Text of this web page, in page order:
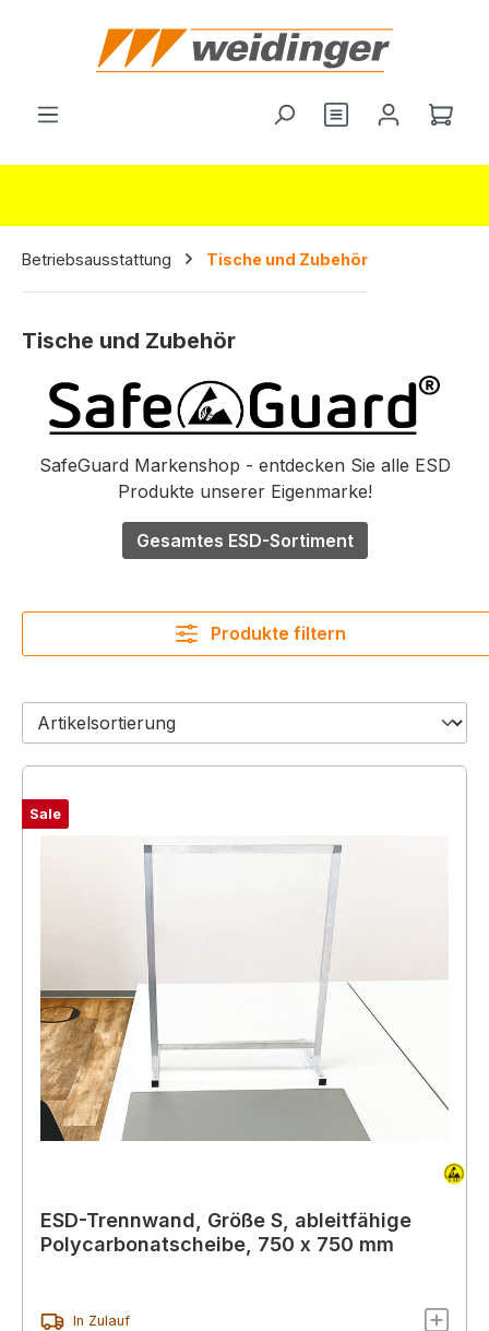
springen
Du hast 0
Betriebsausstattung Tische und Zubehör
Tische und Zubehör
SafeGuard Markenshop - entdecken Sie alle ESD
Produkte unserer Eigenmarke!
Gesamtes ESD-Sortiment
Produkte filtern
Sale
ESD-Trennwand, Größe S, ableitfähige
Polycarbonatscheibe, 750 x 750 mm
In Zulauf